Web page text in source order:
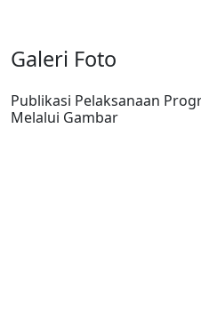
Galeri Foto
Publikasi Pelaksanaan
Melalui Gambar